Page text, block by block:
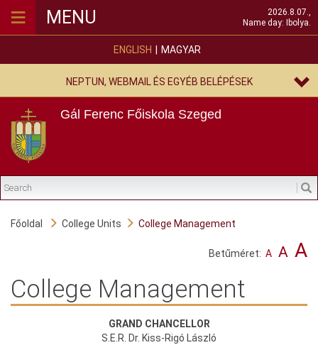
ENGLISH MAGYAR
NEPTUN, WEBMAIL ÉS EGYÉB BELÉPÉSEK
Gál Ferenc Főiskola Szeged
≡ MENU
2026.8.07.,
Name day: Ibolya.
Főoldal College Units College Management
Betűméret: A A A
College Management
GRAND CHANCELLOR
S.E.R. Dr. Kiss-Rigó László